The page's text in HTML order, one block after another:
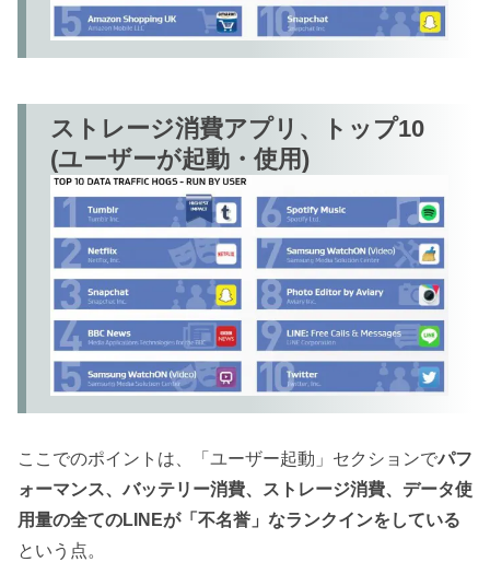
ストレージ消費アプリ、トップ10
(ユーザーが起動・使用)
ここでのポイントは、「ユーザー起動」セクションでパフ
ォーマンス、バッテリー消費、ストレージ消費、データ使
用量の全てのLINEが「不名誉」なランクインをしている
という点。